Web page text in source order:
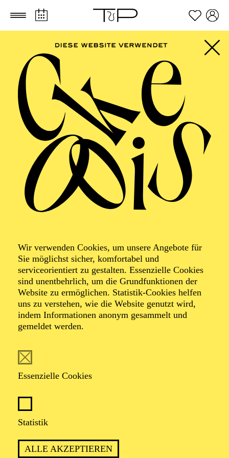
Zum Hauptinhalt springen Zum Footer springen
Wir verwenden Cookies, um unsere Angebote für
Sie möglichst sicher, komfortabel und
serviceorientiert zu gestalten. Essenzielle Cookies
sind unentbehrlich, um die Grundfunktionen der
Website zu ermöglichen. Statistik-Cookies helfen
uns zu verstehen, wie die Website genutzt wird,
indem Informationen anonym gesammelt und
gemeldet werden.
Essenzielle Cookies
Statistik
ALLE AKZEPTIEREN
Foto: Johan Sandberg
Maria Horianski
Tanzausbildung am Estudio de Dança Adriana Soares in